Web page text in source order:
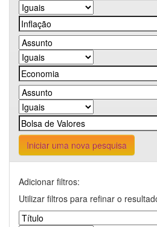
Iniciar uma nova pesquisa
Adicionar filtros:
Utilizar filtros para refinar o